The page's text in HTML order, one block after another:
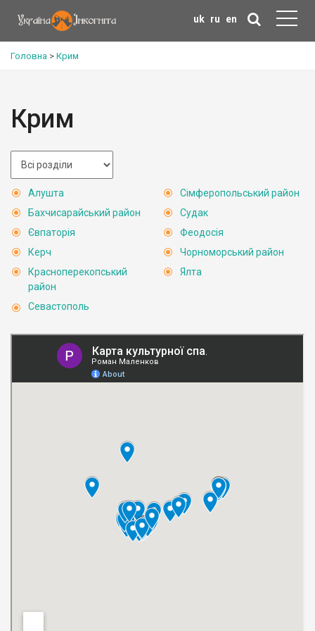
uk ru en
Головна > Крим
Крим
Алушта
Бахчисарайський район
Євпаторія
Керч
Красноперекопський
район
Севастополь
Сімферопольський район
Судак
Феодосія
Чорноморський район
Ялта